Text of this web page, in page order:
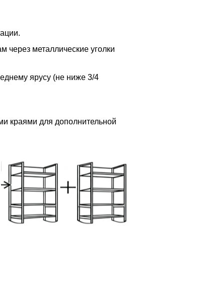
через металлические уголки
ярусу (не ниже 3/4
краями для дополнительной